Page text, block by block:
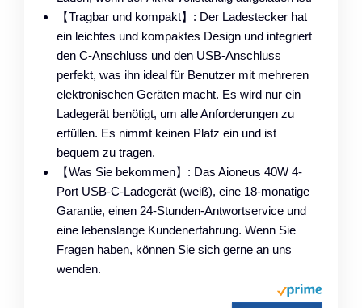
【Tragbar und kompakt】: Der Ladestecker hat
ein leichtes und kompaktes Design und integriert
den C-Anschluss und den USB-Anschluss
perfekt, was ihn ideal für Benutzer mit mehreren
elektronischen Geräten macht. Es wird nur ein
Ladegerät benötigt, um alle Anforderungen zu
erfüllen. Es nimmt keinen Platz ein und ist
bequem zu tragen.
【Was Sie bekommen】: Das Aioneus 40W 4-
Port USB-C-Ladegerät (weiß), eine 18-monatige
Garantie, einen 24-Stunden-Antwortservice und
eine lebenslange Kundenerfahrung. Wenn Sie
Fragen haben, können Sie sich gerne an uns
wenden.